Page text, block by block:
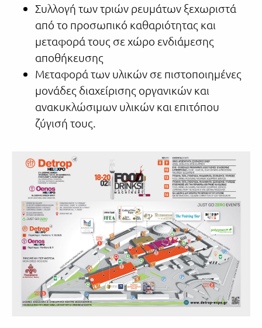
Συλλογή των τριών ρευμάτων ξεχωριστά
από το προσωπικό καθαριότητας και
μεταφορά τους σε χώρο ενδιάμεσης
αποθήκευσης
Μεταφορά των υλικών σε πιστοποιημένες
μονάδες διαχείρισης οργανικών και
ανακυκλώσιμων υλικών και επιτόπου
ζύγισή τους.